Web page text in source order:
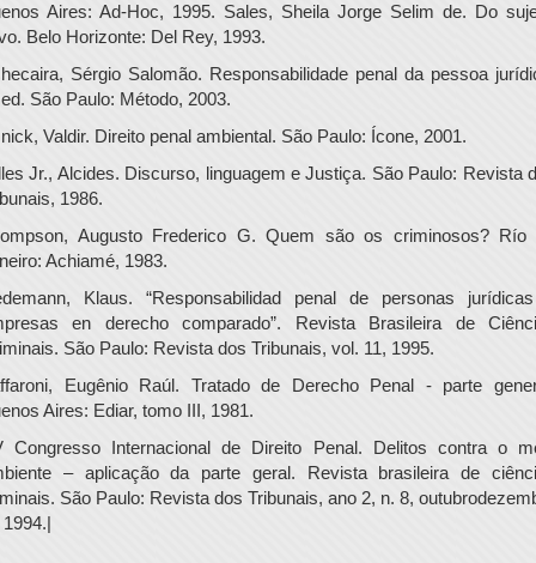
Aires: Ad-Hoc, 1995. Sales, Sheila Jorge Selim de. Do
Belo Horizonte: Del Rey, 1993.
Sérgio Salomão. Responsabilidade penal da pessoa
São Paulo: Método, 2003.
Valdir. Direito penal ambiental. São Paulo: Ícone, 2001.
Jr., Alcides. Discurso, linguagem e Justiça. São Paulo: Revista
1986.
Augusto Frederico G. Quem são os criminosos? Río
Achiamé, 1983.
Klaus. “Responsabilidad penal de personas
en derecho comparado”. Revista Brasileira de
São Paulo: Revista dos Tribunais, vol. 11, 1995.
Eugênio Raúl. Tratado de Derecho Penal - parte
Aires: Ediar, tomo III, 1981.
Congresso Internacional de Direito Penal. Delitos contra o
– aplicação da parte geral. Revista brasileira de
São Paulo: Revista dos Tribunais, ano 2, n. 8,